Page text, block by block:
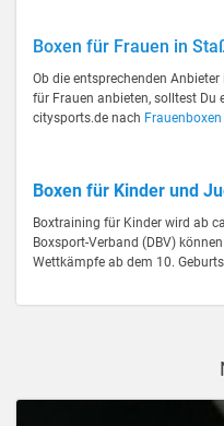
Boxen für Frauen in
Ob die entsprechenden
für Frauen anbieten, solltest Du
citysports.de nach Frauenboxen
Boxen für Kinder und
Boxtraining für Kinder wird ab
Boxsport-Verband (DBV)
Wettkämpfe ab dem 10.